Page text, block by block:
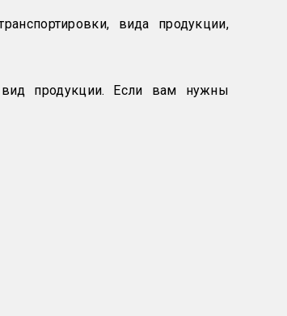
вида продукции,
продукции. Если вам нужны